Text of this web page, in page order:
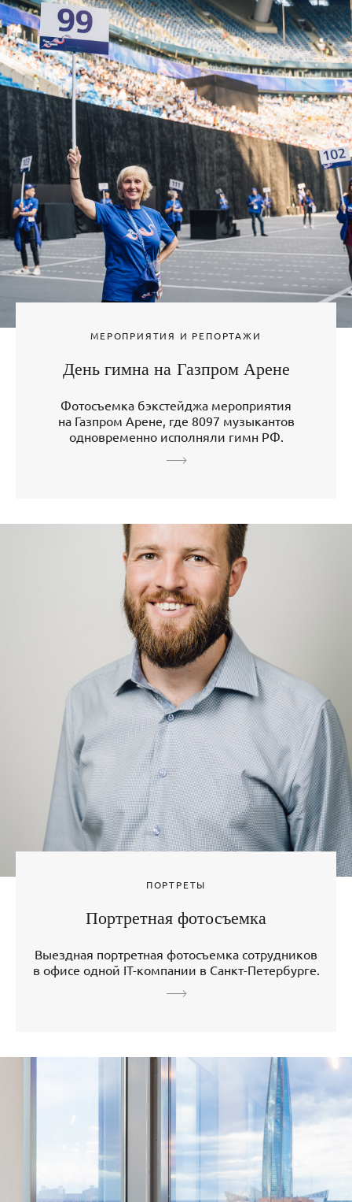
МЕРОПРИЯТИЯ И РЕПОРТАЖИ
День гимна на Газпром Арене
Фотосъемка бэкстейджа мероприятия
на Газпром Арене, где 8097 музыкантов
одновременно исполняли гимн РФ.
ПОРТРЕТЫ
Портретная фотосъемка
Выездная портретная фотосъемка сотрудников
в офисе одной IT-компании в Санкт-Петербурге.